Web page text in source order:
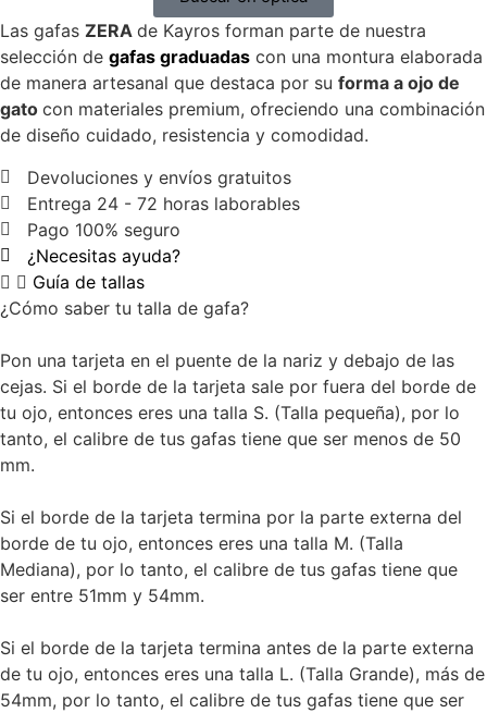
Las gafas ZERA de Kayros forman parte de nuestra
selección de gafas graduadas con una montura elaborada
de manera artesanal que destaca por su forma a ojo de
gato con materiales premium, ofreciendo una combinación
de diseño cuidado, resistencia y comodidad.
Devoluciones y envíos gratuitos
Entrega 24 - 72 horas laborables
Pago 100% seguro
¿Necesitas ayuda?
Guía de tallas
¿Cómo saber tu talla de gafa?
Pon una tarjeta en el puente de la nariz y debajo de las
cejas. Si el borde de la tarjeta sale por fuera del borde de
tu ojo, entonces eres una talla S. (Talla pequeña), por lo
tanto, el calibre de tus gafas tiene que ser menos de 50
mm.
Si el borde de la tarjeta termina por la parte externa del
borde de tu ojo, entonces eres una talla M. (Talla
Mediana), por lo tanto, el calibre de tus gafas tiene que
ser entre 51mm y 54mm.
Si el borde de la tarjeta termina antes de la parte externa
de tu ojo, entonces eres una talla L. (Talla Grande), más de
54mm, por lo tanto, el calibre de tus gafas tiene que ser